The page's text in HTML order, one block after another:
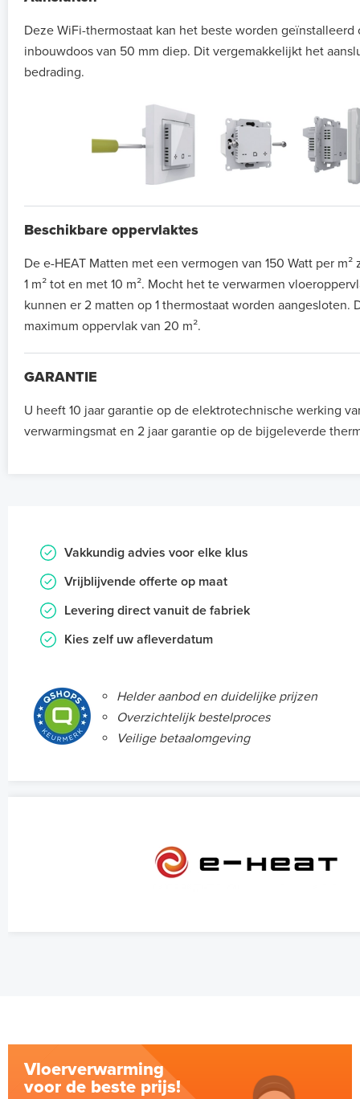
Deze WiFi-thermostaat kan het beste worden geïnstalleerd
inbouwdoos van 50 mm diep. Dit vergemakkelijkt het
bedrading.
Beschikbare oppervlaktes
De e-HEAT Matten met een vermogen van 150 Watt per
1 m² tot en met 10 m². Mocht het te verwarmen
kunnen er 2 matten op 1 thermostaat worden aangesloten.
maximum oppervlak van 20 m².
GARANTIE
U heeft 10 jaar garantie op de elektrotechnische werking
verwarmingsmat en 2 jaar garantie op de bijgeleverde
Vakkundig advies voor elke klus
Vrijblijvende offerte op maat
Levering direct vanuit de fabriek
Kies zelf uw afleverdatum
Helder aanbod en duidelijke prijzen
Overzichtelijk bestelproces
Veilige betaalomgeving
Vloerverwarming
voor de beste prijs!